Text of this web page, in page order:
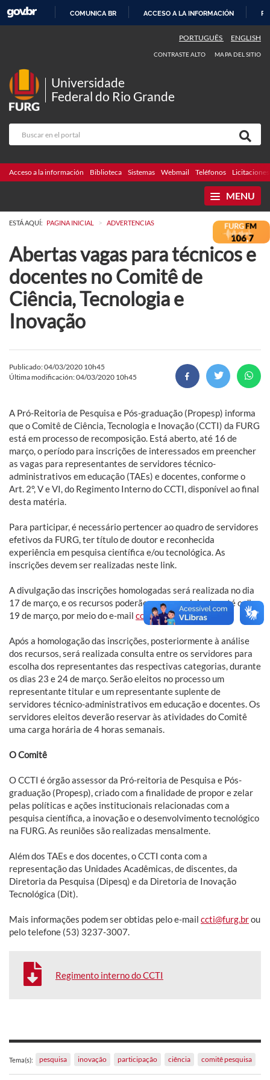
CONTENIDO
COMUNICA BR ACCESO A LA INFORMACIÓN
PORTUGUÊS ENGLISH
CONTRASTE ALTO MAPA DEL SITIO
Universidade
Federal do Rio Grande
Acceso a la información Biblioteca Sistemas Webmail Teléfonos Licitaciones
MENU
ESTÁ AQUÍ: PAGINA INICIAL > ADVERTENCIAS
Abertas vagas para técnicos e
docentes no Comitê de
Ciência, Tecnologia e
Inovação
Publicado: 04/03/2020 10h45
Última modificación: 04/03/2020 10h45
A Pró-Reitoria de Pesquisa e Pós-graduação (Propesp) informa
que o Comitê de Ciência, Tecnologia e Inovação (CCTI) da FURG
está em processo de recomposição. Está aberto, até 16 de
março, o período para inscrições de interessados em preencher
as vagas para representantes de servidores técnico-
administrativos em educação (TAEs) e docentes, conforme o
Art. 2°, V e VI, do Regimento Interno do CCTI, disponível ao final
desta matéria.
Para participar, é necessário pertencer ao quadro de servidores
efetivos da FURG, ter título de doutor e reconhecida
experiência em pesquisa científica e/ou tecnológica. As
inscrições devem ser realizadas neste link.
A divulgação das inscrições homologadas será realizada no dia
17 de março, e os recursos poderão ser encaminhados até o dia
19 de março, por meio do e-mail ccti@furg.br.
Após a homologação das inscrições, posteriormente à análise
dos recursos, será realizada consulta entre os servidores para
escolha dos representantes das respectivas categorias, durante
os dias 23 e 24 de março. Serão eleitos no processo um
representante titular e um representante suplente de
servidores técnico-administrativos em educação e docentes. Os
servidores eleitos deverão reservar às atividades do Comitê
uma carga horária de 4 horas semanais.
O Comitê
O CCTI é órgão assessor da Pró-reitoria de Pesquisa e Pós-
graduação (Propesp), criado com a finalidade de propor e zelar
pelas políticas e ações institucionais relacionadas com a
pesquisa científica, a inovação e o desenvolvimento tecnológico
na FURG. As reuniões são realizadas mensalmente.
Além dos TAEs e dos docentes, o CCTI conta com a
representação das Unidades Acadêmicas, de discentes, da
Diretoria da Pesquisa (Dipesq) e da Diretoria de Inovação
Tecnológica (Dit).
Mais informações podem ser obtidas pelo e-mail ccti@furg.brou
pelo telefone (53) 3237-3007.
Regimento interno do CCTI
Tema(s): pesquisa inovação participação ciência comitê pesquisa